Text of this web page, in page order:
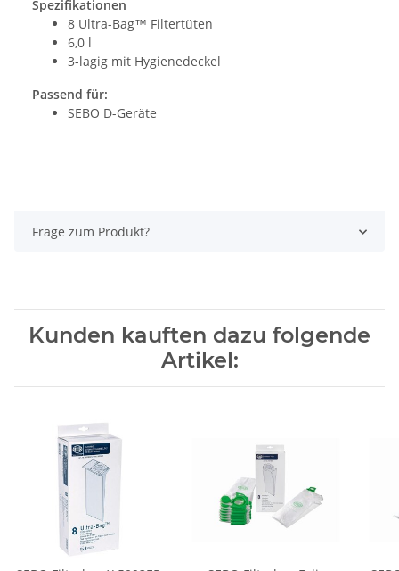
Spezifikationen
8 Ultra-Bag™ Filtertüten
6,0 l
3-lagig mit Hygienedeckel
Passend für:
SEBO D-Geräte
Frage zum Produkt?
Kunden kauften dazu folgende
Artikel: